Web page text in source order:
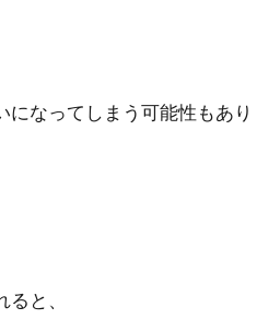
になってしまう可能性もあり
と、